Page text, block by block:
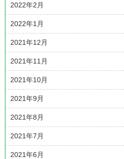
2022年2月
2022年1月
2021年12月
2021年11月
2021年10月
2021年9月
2021年8月
2021年7月
2021年6月